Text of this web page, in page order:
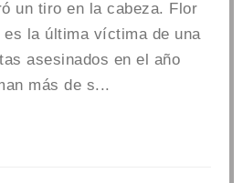
un tiro en la cabeza. Flor
es la última víctima de una
asesinados en el año
más de s...